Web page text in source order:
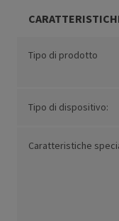
Tipo di prodotto
Tipo di dispositivo:
Caratteristiche